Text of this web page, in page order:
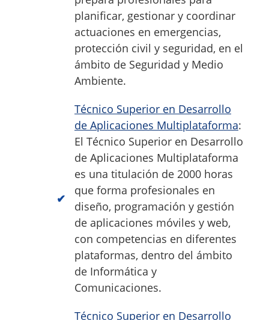
planificar, gestionar y coordinar
actuaciones en emergencias,
protección civil y seguridad, en el
ámbito de Seguridad y Medio
Ambiente.
Técnico Superior en Desarrollo
de Aplicaciones Multiplataforma:
El Técnico Superior en Desarrollo
de Aplicaciones Multiplataforma
es una titulación de 2000 horas
que forma profesionales en
diseño, programación y gestión
de aplicaciones móviles y web,
con competencias en diferentes
plataformas, dentro del ámbito
de Informática y
Comunicaciones.
Técnico Superior en Desarrollo